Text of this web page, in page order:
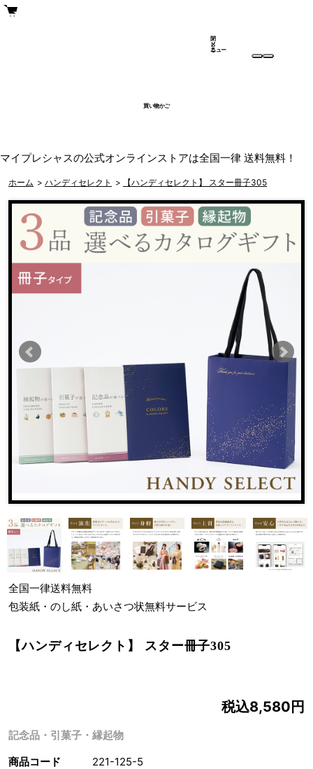
買い物かご
メ
ニュー
閉
じ
る
マイプレシャスの公式オンラインストアは全国一律 送料無料！
ホーム > ハンディセレクト > 【ハンディセレクト】 スター冊子305
全国一律送料無料
包装紙・のし紙・あいさつ状無料サービス
【ハンディセレクト】 スター冊子305
記念品・引菓子・縁起物
税込8,580円
商品コード
221-125-5